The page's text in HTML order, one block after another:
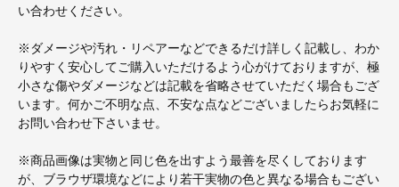
い合わせください。
※ダメージや汚れ・リペアーなどできるだけ詳しく記載し、わか
りやすく安心してご購入いただけるよう心がけておりますが、極
小さな傷やダメージなどは記載を省略させていただく場合もござ
います。何かご不明な点、不安な点などございましたらお気軽に
お問い合わせ下さいませ。
※商品画像は実物と同じ色を出すよう最善を尽くしております
が、ブラウザ環境などにより若干実物の色と異なる場合もござい